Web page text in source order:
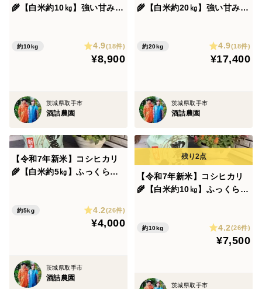
🌾【白米約10㎏】強い甘みと
約10kg 4.9(18件)
¥8,900
茨城県取手市
酒詰農園
🌾【白米約20㎏】強い甘みと
約20kg 4.9(18件)
¥17,400
茨城県取手市
酒詰農園
【令和7年新米】コシヒカリ
🌾【白米約5㎏】ふっくらも
約5kg 4.2(26件)
¥4,000
茨城県取手市
酒詰農園
【令和7年新米】コシヒカリ
🌾【白米約10㎏】ふっくらも
約10kg 4.2(26件)
¥7,500
茨城県取手市